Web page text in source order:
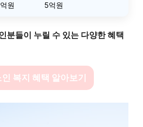
원 5억원
분들이 누릴 수 있는 다양한 혜택
인 복지 혜택 알아보기